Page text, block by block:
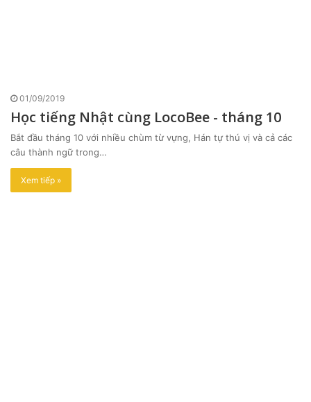
01/09/2019
Học tiếng Nhật cùng LocoBee - tháng 10
Bắt đầu tháng 10 với nhiều chùm từ vựng, Hán tự thú vị và cả các
câu thành ngữ trong…
Xem tiếp »